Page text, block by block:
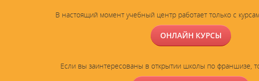
В настоящий момент учебный центр работает только с
ОНЛАЙН КУРСЫ
Если вы заинтересованы в открытии школы по франшизе,